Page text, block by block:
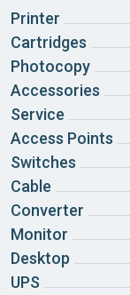
Printer
Cartridges
Photocopy
Accessories
Service
Access Points
Switches
Cable
Converter
Monitor
Desktop
UPS